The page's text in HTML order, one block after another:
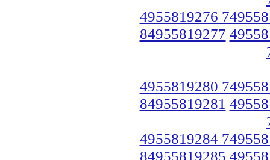
4955819276
84955819277
4955819280
84955819281
4955819284
84955819285